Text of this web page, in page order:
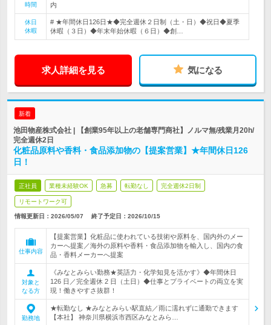
時間
内
休日
休暇
# ★年間休日126日★◆完全週休２日制（土・日）◆祝日◆夏季
休暇（３日）◆年末年始休暇（６日）◆創…
求人詳細を見る 気になる
新着
池田物産株式会社 | 【創業95年以上の老舗専門商社】ノルマ無/残業月20h/
完全週休2日
化粧品原料や香料・食品添加物の【提案営業】★年間休日126
日！
正社員 業種未経験OK 急募 転勤なし 完全週休2日制
リモートワーク可
情報更新日：2026/05/07 終了予定日： 2026/10/15
仕事内容
【提案営業】化粧品に使われている技術や原料を、国内外のメー
カーへ提案／海外の原料や香料・食品添加物を輸入し、国内の食
品・香料メーカーへ提案
対象と
なる方
《みなとみらい勤務★英語力・化学知見を活かす》◆年間休日
126 日／完全週休 2 日（土日）◆仕事とプライベートの両立を実
現！働きやすさ抜群！
勤務地
★転勤なし ★みなとみらい駅直結／雨に濡れずに通勤できます
【本社】 神奈川県横浜市西区みなとみら…